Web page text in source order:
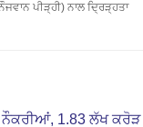
ਪੀੜ੍ਹੀ) ਨਾਲ ਦ੍ਰਿੜ੍ਹਤਾ
ਨੌਕਰੀਆਂ, 1.83 ਲੱਖ ਕਰੋੜ